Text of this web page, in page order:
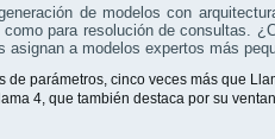
de modelos con
para resolución de consultas.
asignan a modelos expertos más
de parámetros, cinco veces más que
4, que también destaca por su